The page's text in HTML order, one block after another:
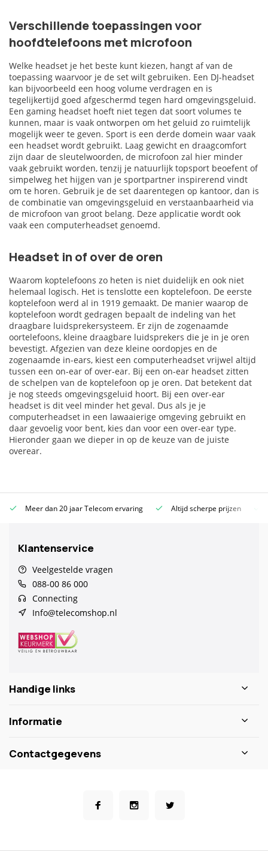
Verschillende toepassingen voor
hoofdtelefoons met microfoon
Welke headset je het beste kunt kiezen, hangt af van de
toepassing waarvoor je de set wilt gebruiken. Een DJ-headset
kan bijvoorbeeld een hoog volume verdragen en is
tegelijkertijd goed afgeschermd tegen hard omgevingsgeluid.
Een gaming headset hoeft niet tegen dat soort volumes te
kunnen, maar is vaak ontworpen om het geluid zo ruimtelijk
mogelijk weer te geven. Sport is een derde domein waar vaak
een headset wordt gebruikt. Laag gewicht en draagcomfort
zijn daar de sleutelwoorden, de microfoon zal hier minder
vaak gebruikt worden, tenzij je natuurlijk topsport beoefent of
simpelweg het hijgen van je sportpartner inspirerend vindt
om te horen. Gebruik je de set daarentegen op kantoor, dan is
de combinatie van omgevingsgeluid en verstaanbaarheid via
de microfoon van groot belang. Deze applicatie wordt ook
vaak een computerheadset genoemd.
Headset in of over de oren
Waarom koptelefoons zo heten is niet duidelijk en ook niet
helemaal logisch. Het is tenslotte een koptelefoon. De eerste
koptelefoon werd al in 1919 gemaakt. De manier waarop de
koptelefoon wordt gedragen bepaalt de indeling van het
draagbare luidsprekersysteem. Er zijn de zogenaamde
oortelefoons, kleine draagbare luidsprekers die je in je oren
bevestigt. Afgezien van deze kleine oordopjes en de
zogenaamde in-ears, kiest een computerheadset vrijwel altijd
tussen een on-ear of over-ear. Bij een on-ear headset zitten
de schelpen van de koptelefoon op je oren. Dat betekent dat
je nog steeds omgevingsgeluid hoort. Bij een over-ear
headset is dit veel minder het geval. Dus als je je
computerheadset in een lawaaierige omgeving gebruikt en
daar gevoelig voor bent, kies dan voor een over-ear type.
Hieronder gaan we dieper in op de keuze van de juiste
overear.
Meer dan 20 jaar Telecom ervaring Altijd scherpe prijzen
Klantenservice
Veelgestelde vragen
088-00 86 000
Connecting
Info@telecomshop.nl
Handige links
Informatie
Contactgegevens